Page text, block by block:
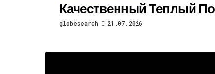
Качественный Теплый
globesearch 21.07.2026